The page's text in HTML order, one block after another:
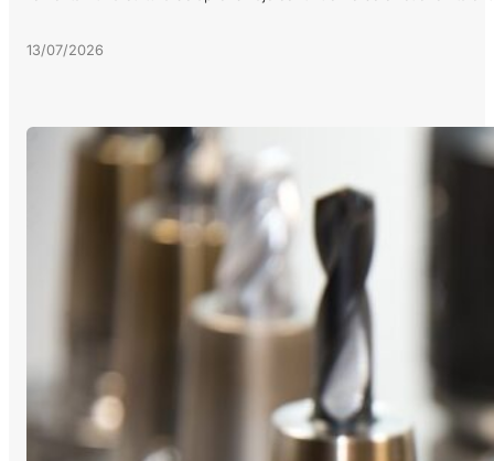
13/07/2026